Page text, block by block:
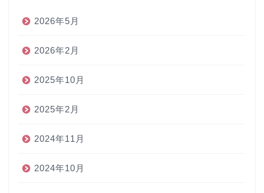
2026年5月
2026年2月
2025年10月
2025年2月
2024年11月
2024年10月